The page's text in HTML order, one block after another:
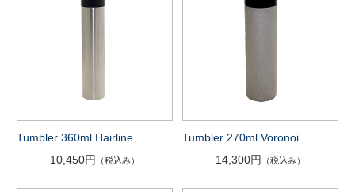
Tumbler 360ml Hairline
10,450円
（税込み）
Tumbler 270ml Voronoi
14,300円
（税込み）